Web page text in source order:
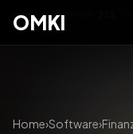
OMKI 2027
OMKI
Home›Software›